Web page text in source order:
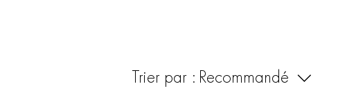
Trier par : Recommandé